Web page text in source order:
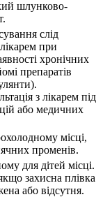
шлунково-
слід
при
хронічних
препаратів
з лікарем під
або медичних
місці,
променів.
для дітей місці.
захисна плівка
або відсутня.